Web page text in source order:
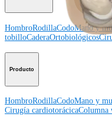
HombroRodillaCodoMano y
tobilloCaderaOrtobiológicos
Producto
HombroRodillaCodoMano y
Cirugía cardiotorácicaColumna